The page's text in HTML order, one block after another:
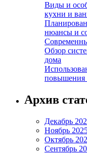
Виды и
кухни и
нюансы и
Обзор
дома
повышения
Архив
Декабрь
Ноябрь
Октябрь
Сентябрь